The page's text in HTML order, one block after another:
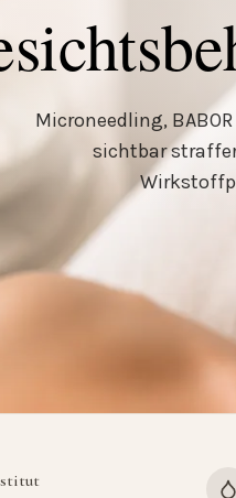
Microneedling,
sichtbar